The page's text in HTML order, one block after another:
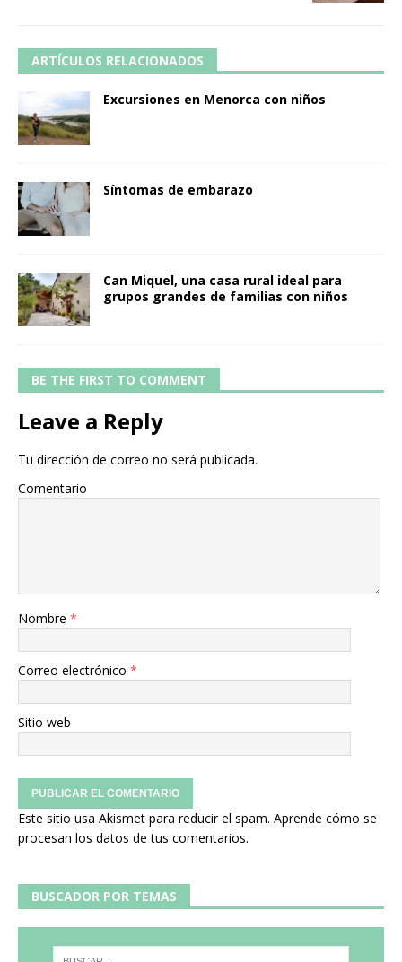
ARTÍCULOS RELACIONADOS
Excursiones en Menorca con niños
Síntomas de embarazo
Can Miquel, una casa rural ideal para
grupos grandes de familias con niños
BE THE FIRST TO COMMENT
Leave a Reply
Tu dirección de correo no será publicada.
Comentario
Nombre *
Correo electrónico *
Sitio web
Este sitio usa Akismet para reducir el spam. Aprende cómo se
procesan los datos de tus comentarios.
BUSCADOR POR TEMAS